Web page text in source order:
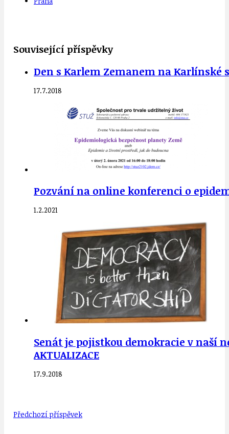
Související příspěvky
Den s Karlem Zemanem na Karlínské
17.7.2018
Pozvání na online konferenci o
1.2.2021
Senát je pojistkou demokracie v naší
AKTUALIZACE
17.9.2018
Předchozí příspěvek